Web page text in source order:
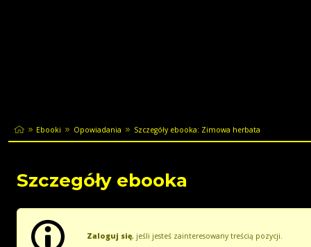
Ebooki Opowiadania Szczegóły ebooka: Zimowa herbata
Szczegóły ebooka
Zaloguj się, jeśli jesteś zainteresowany treścią pozycji.